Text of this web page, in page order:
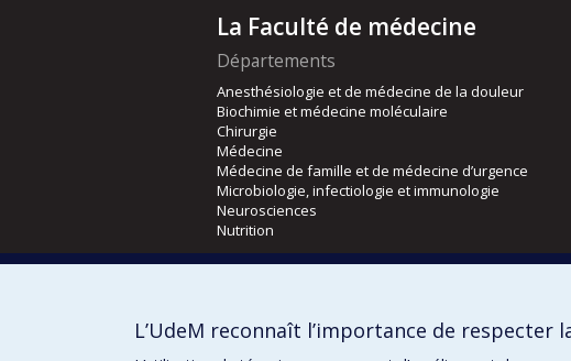
La Faculté de médecine
Départements
Anesthésiologie et de médecine de la douleur
Biochimie et médecine moléculaire
Chirurgie
Médecine
Médecine de famille et de médecine d’urgence
Microbiologie, infectiologie et immunologie
Neurosciences
Nutrition
Orthophonie et audiologie
L’UdeM reconnaît l’importance de respecter